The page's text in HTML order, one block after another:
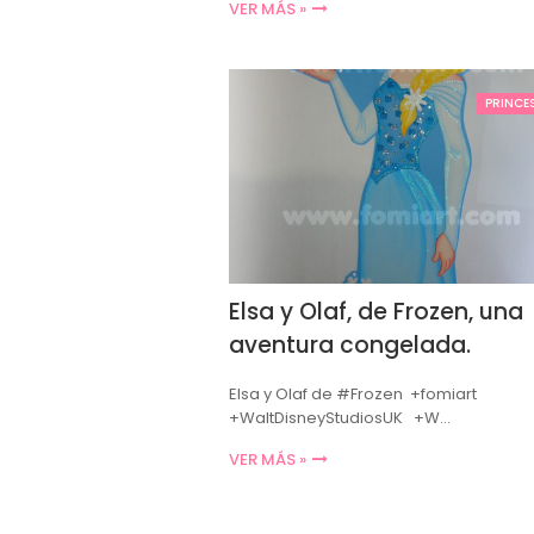
VER MÁS »
Elsa y Olaf, de Frozen, una
aventura congelada.
Elsa y Olaf de #Frozen +fomiart
+WaltDisneyStudiosUK +W…
VER MÁS »